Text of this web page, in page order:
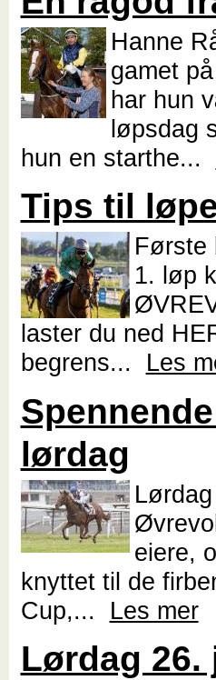
Hanne
gamet
har hun
løpsdag
hun en starthe...
Tips til
Første
1. løp
laster du ned
begrens... Les
lørdag
eiere,
knyttet til de
Cup,... Les mer
Lørdag 26.